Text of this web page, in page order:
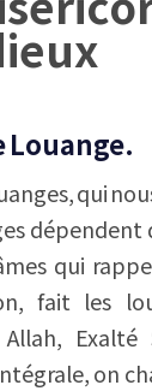
Louange.
qui
qui
fait les
Exalté
on